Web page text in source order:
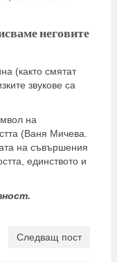
неговите
(както смятат
звукове са
на
(Ваня Мичева.
на съвършения
единството и
Следващ пост